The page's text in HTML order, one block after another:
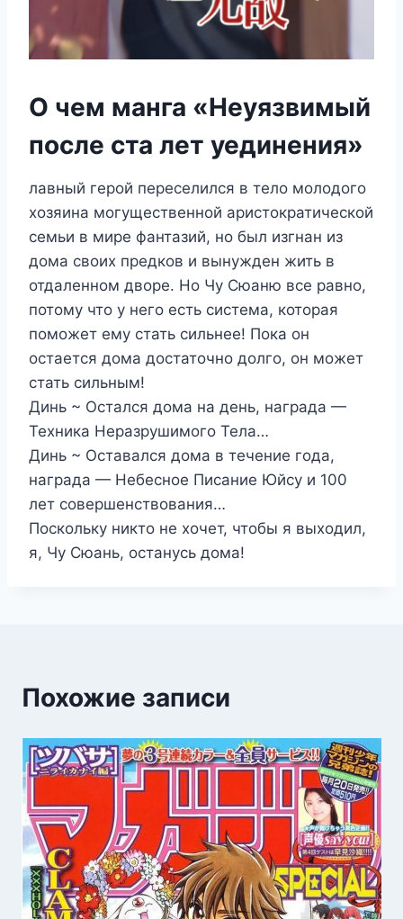
О чем манга «Неуязвимый
после ста лет уединения»
лавный герой переселился в тело молодого
хозяина могущественной аристократической
семьи в мире фантазий, но был изгнан из
дома своих предков и вынужден жить в
отдаленном дворе. Но Чу Сюаню все равно,
потому что у него есть система, которая
поможет ему стать сильнее! Пока он
остается дома достаточно долго, он может
стать сильным!
Динь ~ Остался дома на день, награда —
Техника Неразрушимого Тела…
Динь ~ Оставался дома в течение года,
награда — Небесное Писание Юйсу и 100
лет совершенствования…
Поскольку никто не хочет, чтобы я выходил,
я, Чу Сюань, останусь дома!
Похожие записи